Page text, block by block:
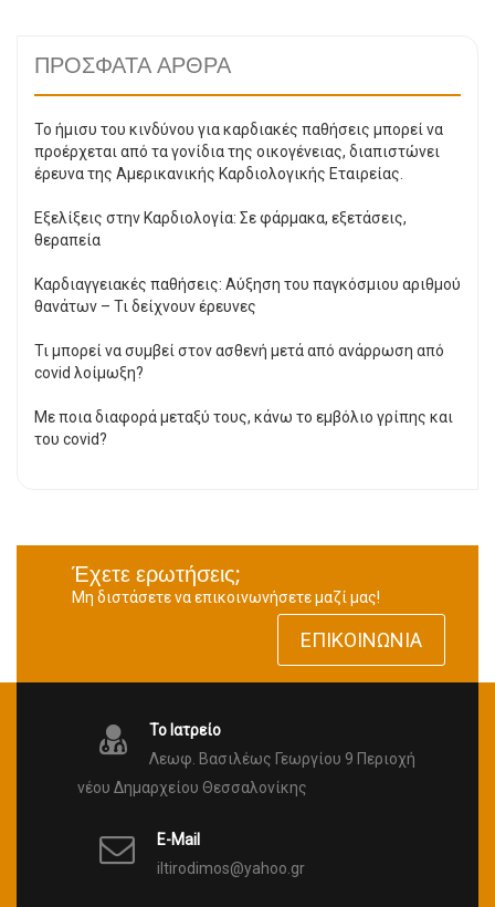
ΠΡΌΣΦΑΤΑ ΆΡΘΡΑ
Το ήμισυ του κινδύνου για καρδιακές παθήσεις μπορεί να
προέρχεται από τα γονίδια της οικογένειας, διαπιστώνει
έρευνα της Αμερικανικής Καρδιολογικής Εταιρείας.
Εξελίξεις στην Καρδιολογία: Σε φάρμακα, εξετάσεις,
θεραπεία
Καρδιαγγειακές παθήσεις: Αύξηση του παγκόσμιου αριθμού
θανάτων – Τι δείχνουν έρευνες
Τι μπορεί να συμβεί στον ασθενή μετά από ανάρρωση από
covid λοίμωξη?
Με ποια διαφορά μεταξύ τους, κάνω το εμβόλιο γρίπης και
του covid?
Έχετε ερωτήσεις;
Μη διστάσετε να επικοινωνήσετε μαζί μας!
ΕΠΙΚΟΙΝΩΝΊΑ
Το Ιατρείο
Λεωφ. Βασιλέως Γεωργίου 9 Περιοχή
νέου Δημαρχείου Θεσσαλονίκης
E-Mail
iltirodimos@yahoo.gr